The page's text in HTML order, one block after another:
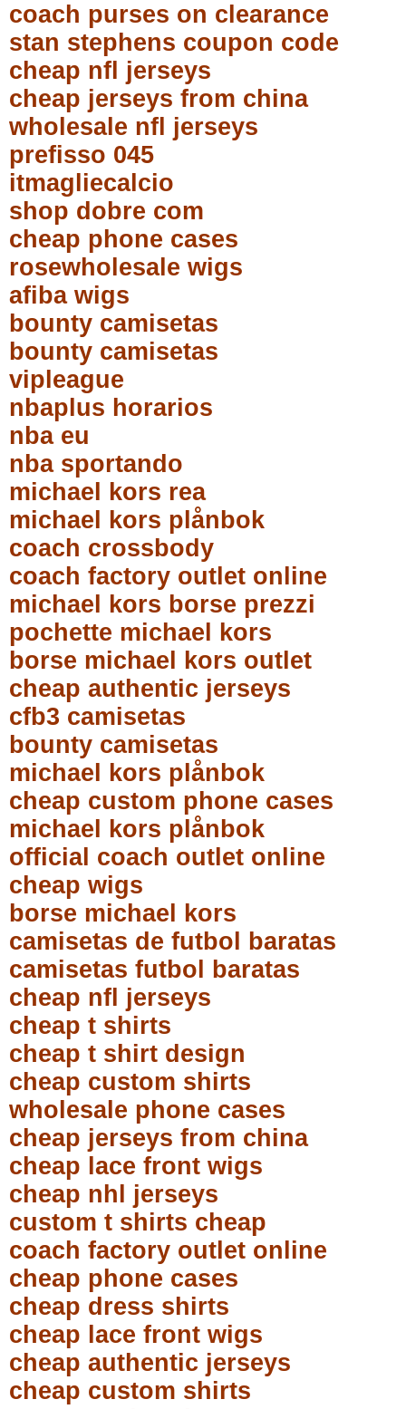
coach purses on clearance
stan stephens coupon code
cheap nfl jerseys
cheap jerseys from china
wholesale nfl jerseys
prefisso 045
itmagliecalcio
shop dobre com
cheap phone cases
rosewholesale wigs
afiba wigs
bounty camisetas
bounty camisetas
vipleague
nbaplus horarios
nba eu
nba sportando
michael kors rea
michael kors plånbok
coach crossbody
coach factory outlet online
michael kors borse prezzi
pochette michael kors
borse michael kors outlet
cheap authentic jerseys
cfb3 camisetas
bounty camisetas
michael kors plånbok
cheap custom phone cases
michael kors plånbok
official coach outlet online
cheap wigs
borse michael kors
camisetas de futbol baratas
camisetas futbol baratas
cheap nfl jerseys
cheap t shirts
cheap t shirt design
cheap custom shirts
wholesale phone cases
cheap jerseys from china
cheap lace front wigs
cheap nhl jerseys
custom t shirts cheap
coach factory outlet online
cheap phone cases
cheap dress shirts
cheap lace front wigs
cheap authentic jerseys
cheap custom shirts